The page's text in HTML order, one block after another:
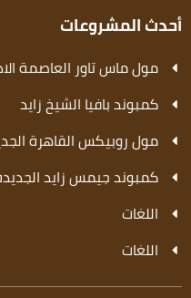
أحدث المشروعات
مول ماس تاور العاصمة
كمبوند بافيا الشيخ زايد
مول روبيكس القاهرة
كمبوند جيمس زايد
اللغات
اللغات